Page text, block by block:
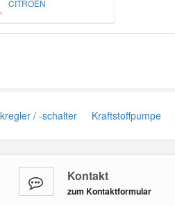
CITROËN
/ -schalter Kraftstoffpumpe
Kontakt
zum Kontaktformular